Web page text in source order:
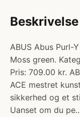
Beskrivelse
ABUS Abus Purl-
Moss green.
Pris: 709.00 kr.
ACE mestret
sikkerhed og et
Uanset om du